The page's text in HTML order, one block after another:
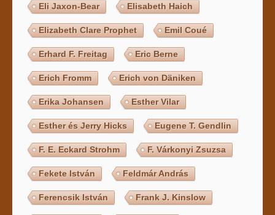
Eli Jaxon-Bear Elisabeth Haich
Elizabeth Clare Prophet Emil Coué
Erhard F. Freitag Eric Berne
Erich Fromm Erich von Däniken
Erika Johansen Esther Vilar
Esther és Jerry Hicks Eugene T. Gendlin
F. E. Eckard Strohm F. Várkonyi Zsuzsa
Fekete István Feldmár András
Ferencsik István Frank J. Kinslow